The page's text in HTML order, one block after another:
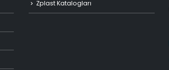
Zplast Katalogları